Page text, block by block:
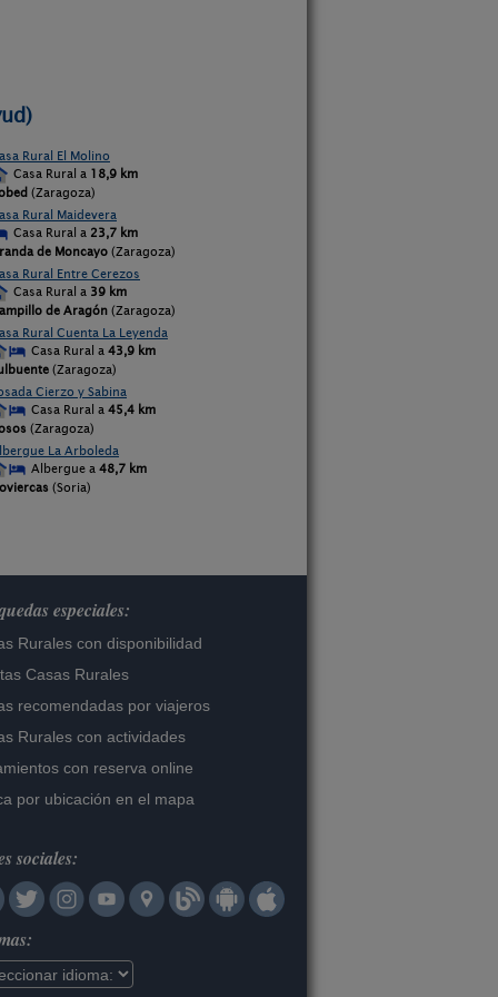
Rural El Molino
Casa Rural a 18,9 km
(Zaragoza)
Rural Maidevera
Casa Rural a 23,7 km
de Moncayo (Zaragoza)
Rural Entre Cerezos
Casa Rural a 39 km
de Aragón (Zaragoza)
Rural Cuenta La Leyenda
Casa Rural a 43,9 km
(Zaragoza)
Cierzo y Sabina
Casa Rural a 45,4 km
(Zaragoza)
La Arboleda
Albergue a 48,7 km
(Soria)
especiales:
Rurales con disponibilidad
Casas Rurales
recomendadas por viajeros
Rurales con actividades
con reserva online
por ubicación en el mapa
sociales: